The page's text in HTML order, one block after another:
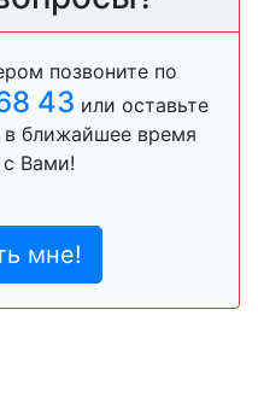
позвоните по
43 или оставьте
в ближайшее время
Вами!
мне!